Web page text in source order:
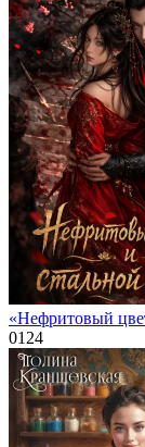
«Нефритовый
0124